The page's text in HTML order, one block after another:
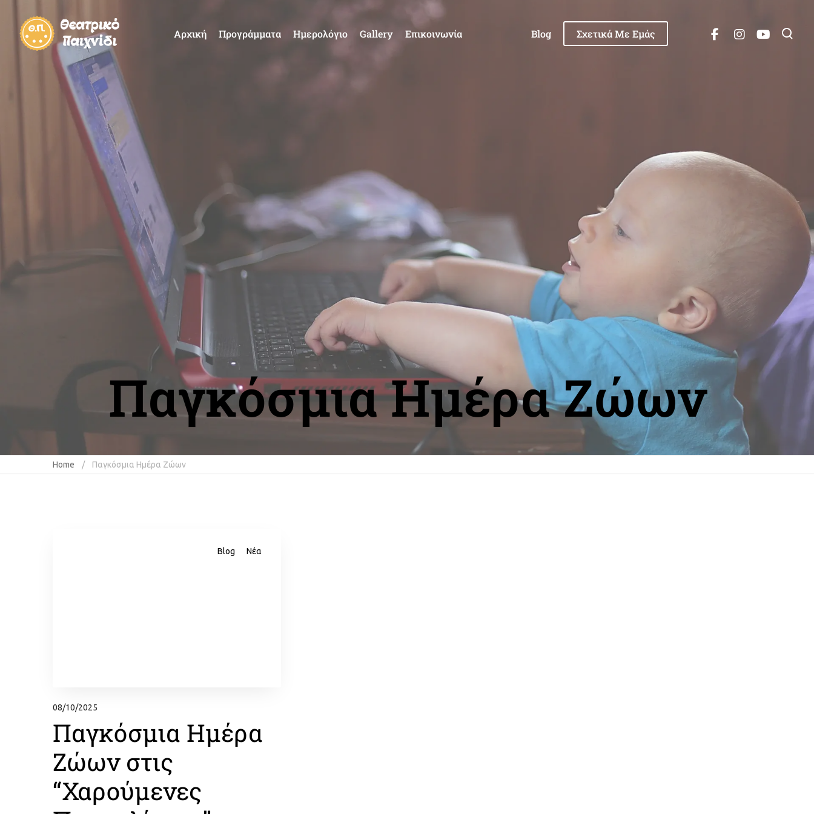
Αρχική Προγράμματα Ημερολόγιο Gallery Επικοινωνία Blog Σχετικά Με Εμάς
Παγκόσμια Ημέρα Ζώων
Home Παγκόσμια Ημέρα Ζώων
Blog Νέα
08/10/2025
Παγκόσμια Ημέρα
Ζώων στις
“Χαρούμενες